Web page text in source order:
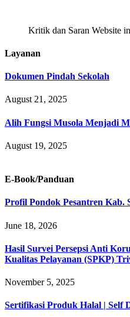
Kritik dan Saran Website
Layanan
Dokumen Pindah Sekolah
August 21, 2025
Alih Fungsi Musola Menjadi
August 19, 2025
E-Book/Panduan
Profil Pondok Pesantren Kab.
June 18, 2026
Hasil Survei Persepsi Anti
Kualitas Pelayanan (SPKP)
November 5, 2025
Sertifikasi Produk Halal | Self